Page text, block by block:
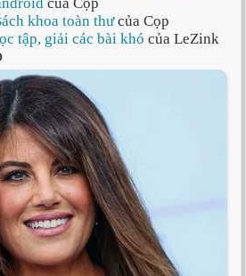
khoa toàn thưcủa Cọp
tập, giải các bài khó của LeZink